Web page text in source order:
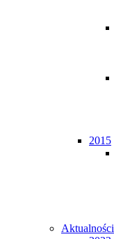
2015
Aktualności